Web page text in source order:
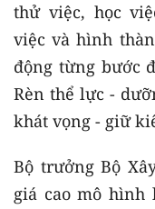
thử việc, học
việc và hình
động từng bước
Rèn thể lực -
khát vọng - giữ
Bộ trưởng Bộ
giá cao mô